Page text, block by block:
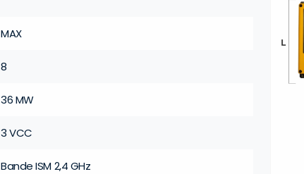
MAX
8
36 MW
3 VCC
Bande ISM 2,4 GHz